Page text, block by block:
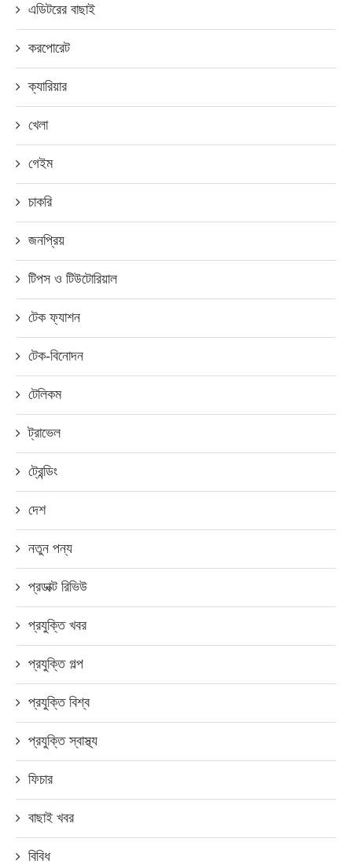
এডিটরের বাছাই
করপোরেট
ক্যারিয়ার
খেলা
গেইম
চাকরি
জনপ্রিয়
টিপস ও টিউটোরিয়াল
টেক ফ্যাশন
টেক-বিনোদন
টেলিকম
ট্রাভেল
ট্রেন্ডিং
দেশ
নতুন পন্য
প্রডাক্ট রিভিউ
প্রযুক্তি খবর
প্রযুক্তি গল্প
প্রযুক্তি বিশ্ব
প্রযুক্তি স্বাস্থ্য
ফিচার
বাছাই খবর
বিবিধ